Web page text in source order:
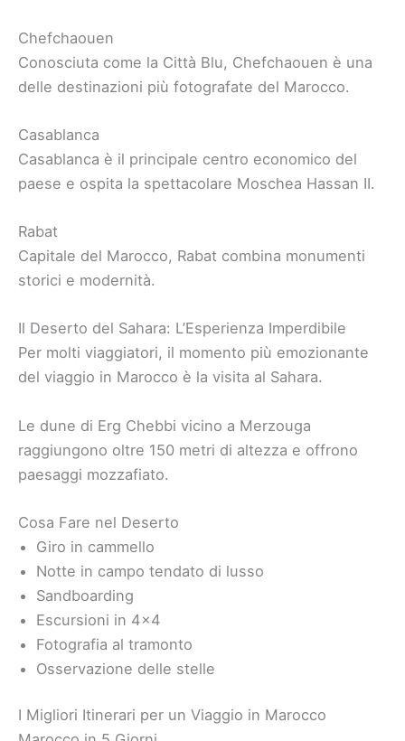
Chefchaouen
Conosciuta come la Città Blu, Chefchaouen è una
delle destinazioni più fotografate del Marocco.
Casablanca
Casablanca è il principale centro economico del
paese e ospita la spettacolare Moschea Hassan II.
Rabat
Capitale del Marocco, Rabat combina monumenti
storici e modernità.
Il Deserto del Sahara: L’Esperienza Imperdibile
Per molti viaggiatori, il momento più emozionante
del viaggio in Marocco è la visita al Sahara.
Le dune di Erg Chebbi vicino a Merzouga
raggiungono oltre 150 metri di altezza e offrono
paesaggi mozzafiato.
Cosa Fare nel Deserto
Giro in cammello
Notte in campo tendato di lusso
Sandboarding
Escursioni in 4×4
Fotografia al tramonto
Osservazione delle stelle
I Migliori Itinerari per un Viaggio in Marocco